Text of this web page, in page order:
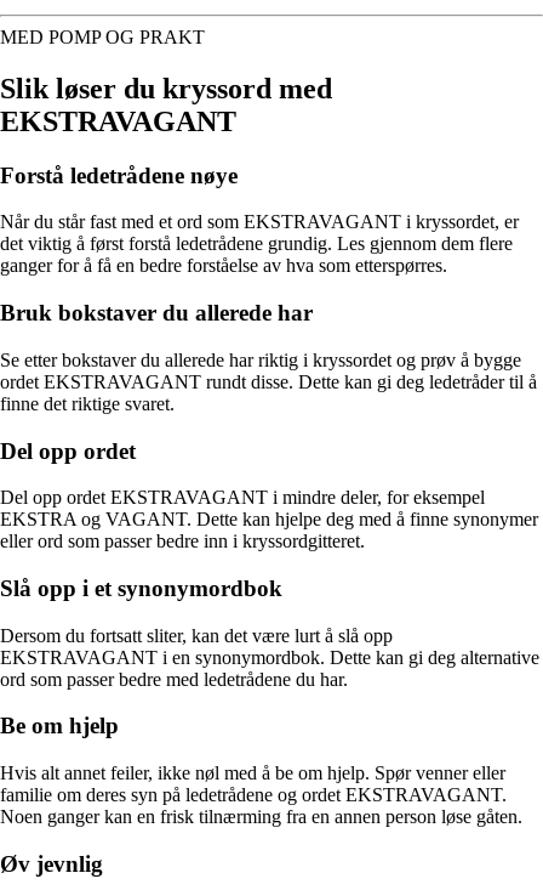
MED POMP OG PRAKT
Slik løser du kryssord med
EKSTRAVAGANT
Forstå ledetrådene nøye
Når du står fast med et ord som EKSTRAVAGANT i kryssordet, er
det viktig å først forstå ledetrådene grundig. Les gjennom dem flere
ganger for å få en bedre forståelse av hva som etterspørres.
Bruk bokstaver du allerede har
Se etter bokstaver du allerede har riktig i kryssordet og prøv å bygge
ordet EKSTRAVAGANT rundt disse. Dette kan gi deg ledetråder til å
finne det riktige svaret.
Del opp ordet
Del opp ordet EKSTRAVAGANT i mindre deler, for eksempel
EKSTRA og VAGANT. Dette kan hjelpe deg med å finne synonymer
eller ord som passer bedre inn i kryssordgitteret.
Slå opp i et synonymordbok
Dersom du fortsatt sliter, kan det være lurt å slå opp
EKSTRAVAGANT i en synonymordbok. Dette kan gi deg alternative
ord som passer bedre med ledetrådene du har.
Be om hjelp
Hvis alt annet feiler, ikke nøl med å be om hjelp. Spør venner eller
familie om deres syn på ledetrådene og ordet EKSTRAVAGANT.
Noen ganger kan en frisk tilnærming fra en annen person løse gåten.
Øv jevnlig